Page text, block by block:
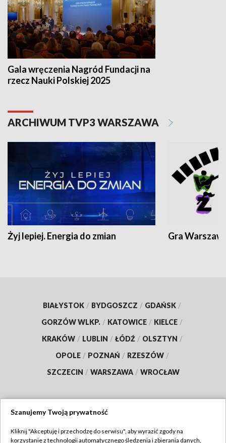
Gala wręczenia Nagród Fundacji na
rzecz Nauki Polskiej 2025
ARCHIWUM TVP3 WARSZAWA
Żyj lepiej. Energia do zmian Gra
BIAŁYSTOK / BYDGOSZCZ / GDAŃSK /
GORZÓW WLKP. / KATOWICE / KIELCE /
KRAKÓW / LUBLIN / ŁÓDŹ / OLSZTYN /
OPOLE / POZNAŃ / RZESZÓW /
SZCZECIN / WARSZAWA / WROCŁAW
Szanujemy Twoją prywatność
Kliknij "Akceptuję i przechodzę do serwisu", aby wyrazić zgody na
korzystanie z technologii automatycznego śledzenia i zbierania danych,